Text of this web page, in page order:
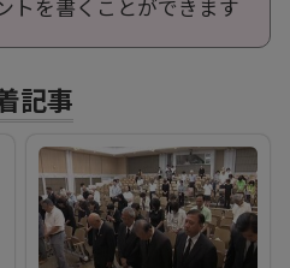
トを書くことができます
記事